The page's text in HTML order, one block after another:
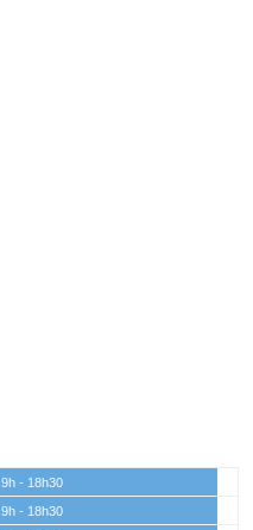
9h - 18h30
9h - 18h30